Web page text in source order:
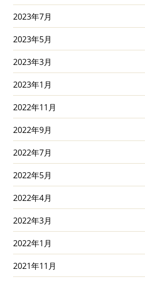
2023年7月
2023年5月
2023年3月
2023年1月
2022年11月
2022年9月
2022年7月
2022年5月
2022年4月
2022年3月
2022年1月
2021年11月